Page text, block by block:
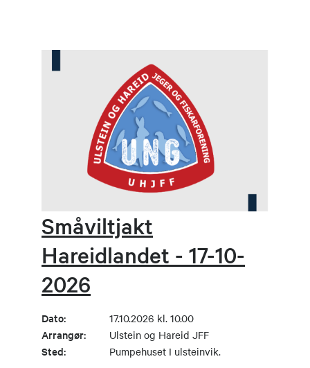
Småviltjakt
Hareidlandet - 17-10-
2026
Dato: 17.10.2026 kl. 10.00
Arrangør: Ulstein og Hareid JFF
Sted: Pumpehuset I ulsteinvik.